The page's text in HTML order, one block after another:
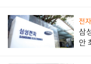
전
삼
안